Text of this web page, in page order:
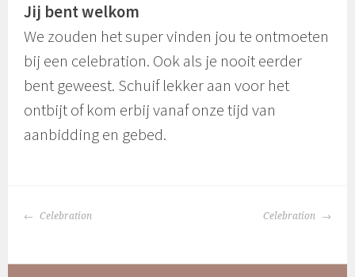
Jij bent welkom
We zouden het super vinden jou te ontmoeten
bij een celebration. Ook als je nooit eerder
bent geweest. Schuif lekker aan voor het
ontbijt of kom erbij vanaf onze tijd van
aanbidding en gebed.
BERICHTNAVIGATIE
Celebration Celebration